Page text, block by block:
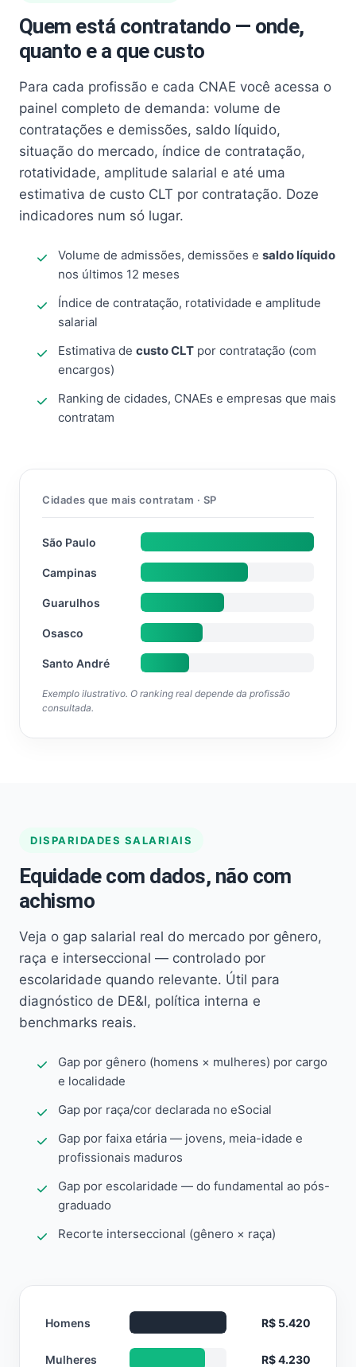
Quem está contratando — onde,
quanto e a que custo
Para cada profissão e cada CNAE você acessa o
painel completo de demanda: volume de
contratações e demissões, saldo líquido,
situação do mercado, índice de contratação,
rotatividade, amplitude salarial e até uma
estimativa de custo CLT por contratação. Doze
indicadores num só lugar.
Volume de admissões, demissões e saldo líquido
nos últimos 12 meses
Índice de contratação, rotatividade e amplitude
salarial
Estimativa de custo CLT por contratação (com
encargos)
Ranking de cidades, CNAEs e empresas que mais
contratam
Cidades que mais contratam · SP
São Paulo
Campinas
Guarulhos
Osasco
Santo André
Exemplo ilustrativo. O ranking real depende da profissão
consultada.
DISPARIDADES SALARIAIS
Equidade com dados, não com
achismo
Veja o gap salarial real do mercado por gênero,
raça e interseccional — controlado por
escolaridade quando relevante. Útil para
diagnóstico de DE&I, política interna e
benchmarks reais.
Gap por gênero (homens × mulheres) por cargo
e localidade
Gap por raça/cor declarada no eSocial
Gap por faixa etária — jovens, meia-idade e
profissionais maduros
Gap por escolaridade — do fundamental ao pós-
graduado
Recorte interseccional (gênero × raça)
Homens R$ 5.420
Mulheres R$ 4.230